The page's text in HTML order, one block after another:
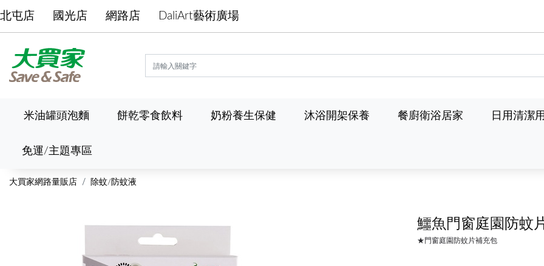
北屯店 國光店 網路店 DaliArt藝術廣場
米油罐頭泡麵 餅乾零食飲料 奶粉養生保健 沐浴開架保養 餐廚衛浴居家 日用清潔
免運/主題專區
大買家網路量販店 除蚊/防蚊液
鱷魚門窗庭園防蚊
★門窗庭園防蚊片補充包